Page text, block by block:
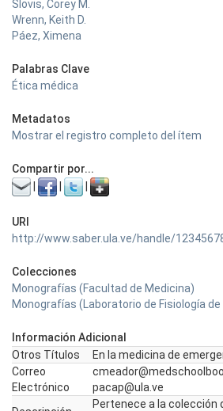
Slovis, Corey M.
Wrenn, Keith D.
Páez, Ximena
Palabras Clave
Ética médica
Metadatos
Mostrar el registro completo del ítem
Compartir por...
URI
http://www.saber.ula.ve/handle/
Colecciones
Monografías (Facultad de Medicina)
Monografías (Laboratorio de Fisiología
Información Adicional
Otros Títulos
En la medicina de
Correo
Electrónico
pacap@ula.ve
Pertenece a la colección